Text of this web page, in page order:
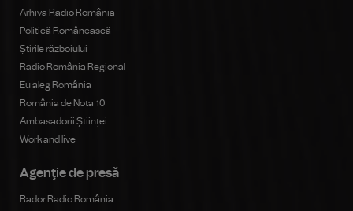
Arhiva Radio România
Politică Românească
Știrile războiului
Radio România Regional
Eu aleg România
România de Nota 10
Ambasadorii Științei
Work and live
Agenţie de presă
Rador Radio România